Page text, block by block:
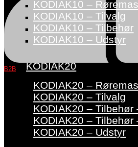
B2B
KODIAK10 –
KODIAK10 – Tilvalg
KODIAK10 – Tilbehør
KODIAK10 – Udstyr
KODIAK20
KODIAK20 –
KODIAK20 – Tilvalg
KODIAK20 – Tilbehør
KODIAK20 – Tilbehør
KODIAK20 – Udstyr